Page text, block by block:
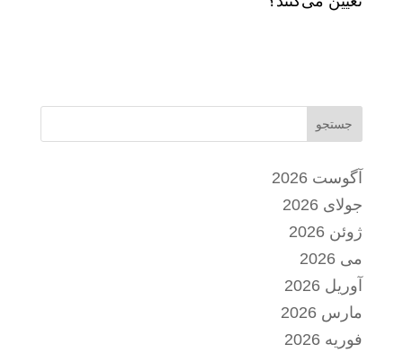
جستجو
آگوست 2026
جولای 2026
ژوئن 2026
می 2026
آوریل 2026
مارس 2026
فوریه 2026